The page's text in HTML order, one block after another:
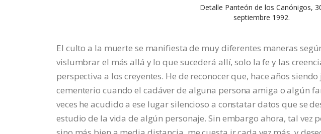
Detalle Panteón de los Canónigos,
septiembre 1992.
El culto a la muerte se manifiesta de muy diferentes maneras
vislumbrar el más allá y lo que sucederá allí, solo la fe y las
perspectiva a los creyentes. He de reconocer que, hace años
cementerio cuando el cadáver de alguna persona amiga o algún
veces he acudido a ese lugar silencioso a constatar datos que se
estudio de la vida de algún personaje. Sin embargo ahora, tal vez